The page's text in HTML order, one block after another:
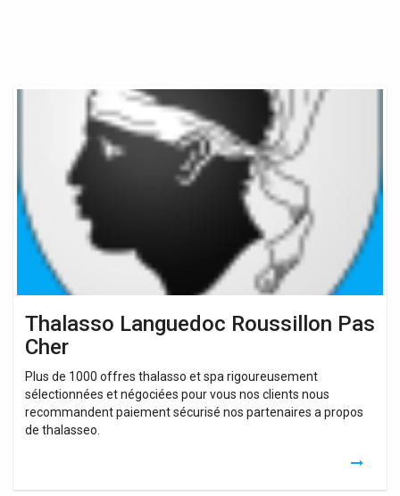
Thalasso Languedoc Roussillon Pas
Cher
Plus de 1000 offres thalasso et spa rigoureusement
sélectionnées et négociées pour vous nos clients nous
recommandent paiement sécurisé nos partenaires a propos
de thalasseo.
Thalasso